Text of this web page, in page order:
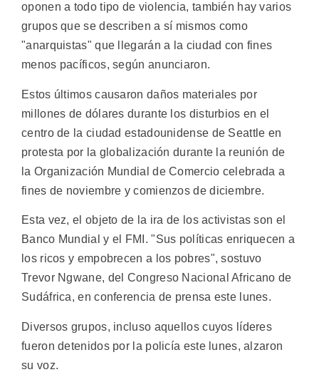
oponen a todo tipo de violencia, también hay varios
grupos que se describen a sí mismos como
"anarquistas" que llegarán a la ciudad con fines
menos pacíficos, según anunciaron.
Estos últimos causaron daños materiales por
millones de dólares durante los disturbios en el
centro de la ciudad estadounidense de Seattle en
protesta por la globalización durante la reunión de
la Organización Mundial de Comercio celebrada a
fines de noviembre y comienzos de diciembre.
Esta vez, el objeto de la ira de los activistas son el
Banco Mundial y el FMI. "Sus políticas enriquecen a
los ricos y empobrecen a los pobres", sostuvo
Trevor Ngwane, del Congreso Nacional Africano de
Sudáfrica, en conferencia de prensa este lunes.
Diversos grupos, incluso aquellos cuyos líderes
fueron detenidos por la policía este lunes, alzaron
su voz.